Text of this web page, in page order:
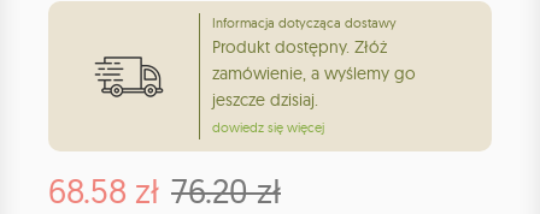
Informacja dotycząca dostawy
Produkt dostępny. Złóż
zamówienie, a wyślemy go
jeszcze dzisiaj.
dowiedz się więcej
68.58 zł 76.20 zł